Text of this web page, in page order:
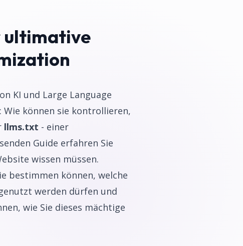
ultimative
KI und Large Language
Wie können sie kontrollieren,
llms.txt - einer
Guide erfahren Sie
wissen müssen.
bestimmen können, welche
werden dürfen und
wie Sie dieses mächtige